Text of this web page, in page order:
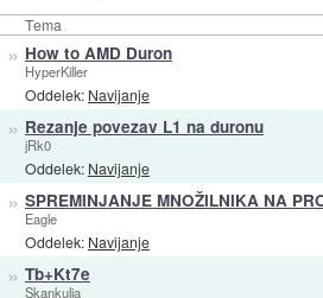
Tema
» How to AMD Duron
HyperKiller
Oddelek: Navijanje
» Rezanje povezav L1 na duronu
jRk0
Oddelek: Navijanje
» SPREMINJANJE MNOŽILNIKA NA
Eagle
Oddelek: Navijanje
» Tb+Kt7e
Skankulja